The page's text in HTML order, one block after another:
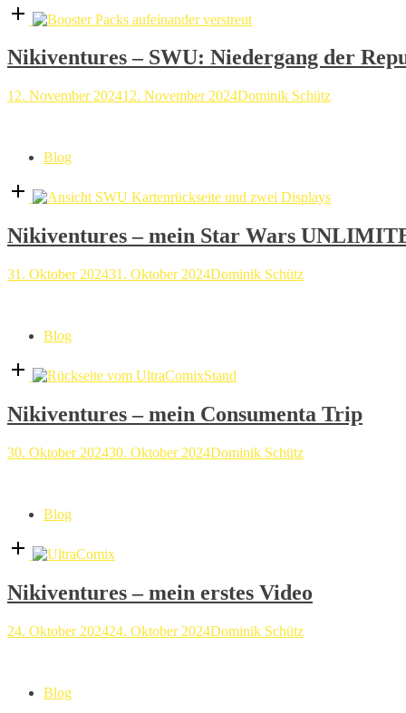
Open
post
Nikiventures – SWU: Niedergang der
12. November 202412. November 2024Dominik Schütz
Blog
Open
post
Nikiventures – mein Star Wars
31. Oktober 202431. Oktober 2024Dominik Schütz
Blog
Open
post
Nikiventures – mein Consumenta Trip
30. Oktober 202430. Oktober 2024Dominik Schütz
Blog
Open
post
Nikiventures – mein erstes Video
24. Oktober 202424. Oktober 2024Dominik Schütz
Blog